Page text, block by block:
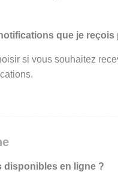
que je reçois
si vous souhaitez
disponibles en ligne ?